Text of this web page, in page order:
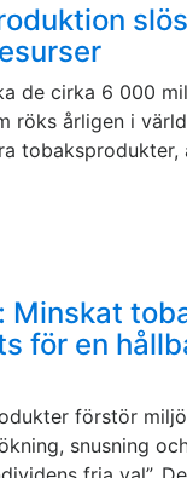
de cirka 6 000
röks årligen i
tobaksprodukter,
Minskat
för en
förstör
snusning